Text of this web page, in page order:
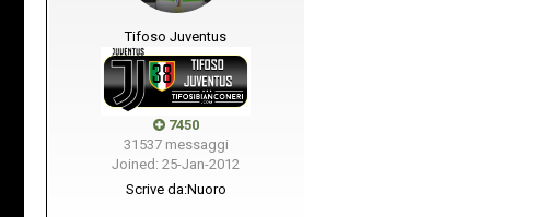
Tifoso Juventus
7450
31537 messaggi
Joined: 25-Jan-2012
Scrive da:Nuoro